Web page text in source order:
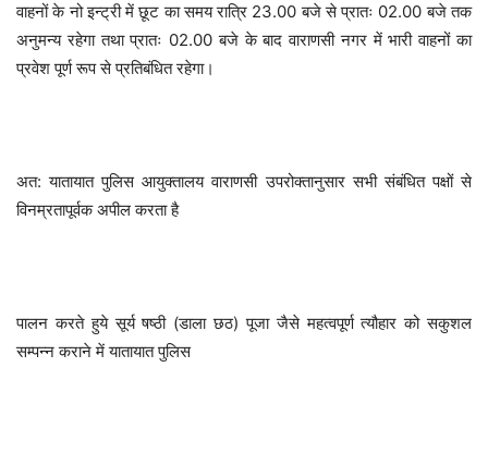
वाहनों के नो इन्ट्री में छूट का समय रात्रि 23.00 बजे से प्रातः 02.00 बजे तक
अनुमन्य रहेगा तथा प्रातः 02.00 बजे के बाद वाराणसी नगर में भारी वाहनों का
प्रवेश पूर्ण रूप से प्रतिबंधित रहेगा।
अत: यातायात पुलिस आयुक्तालय वाराणसी उपरोक्तानुसार सभी संबंधित पक्षों से
विनम्रतापूर्वक अपील करता है
पालन करते हुये सूर्य षष्ठी (डाला छठ) पूजा जैसे महत्वपूर्ण त्यौहार को सकुशल
सम्पन्न कराने में यातायात पुलिस